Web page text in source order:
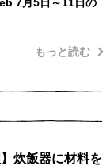
もっと読む
炊飯器に材料を